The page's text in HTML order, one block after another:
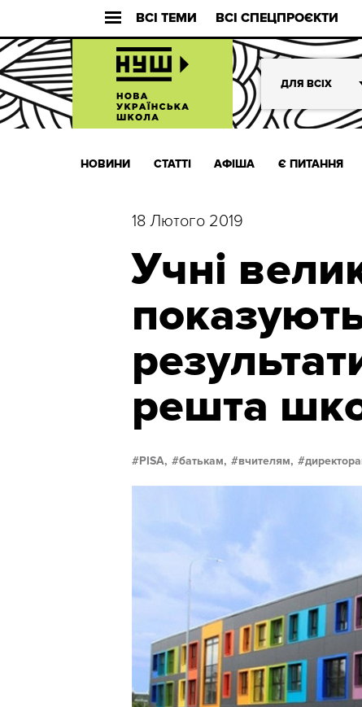
ВСІ ТЕМИ ВСІ СПЕЦПРОЄКТИ
ДЛЯ ВСІХ
НОВИНИ СТАТТІ АФІША Є ПИТАННЯ
18 Лютого 2019
Учні
решта
PISA, батькам, вчителям,